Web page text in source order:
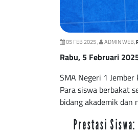
05 FEB 2025 , ADMIN WEB,
Rabu, 5 Februari
SMA Negeri 1
Para siswa berbakat
bidang akademik dan
Prestasi Siswa: